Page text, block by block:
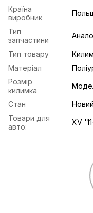
Країна
виробник
Тип
запчастини
Тип товару
Матеріал
Розмір
килимка
Стан
Новий
Товари для
авто:
XV